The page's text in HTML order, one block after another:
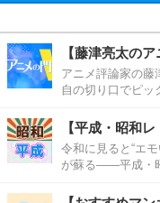
【藤津亮太のア
アニメ評論家の藤
自の切り口でピッ
【平成・昭和
令和に見ると“エ
が蘇る――平成・